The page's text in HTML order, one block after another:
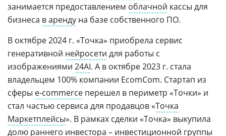
занимается предоставлением облачной кассы для
бизнеса в аренду на базе собственного ПО.
В октябре 2024 г. «Точка» приобрела сервис
генеративной нейросети для работы с
изображениями 24AI. А в октябре 2023 г. стала
владельцем 100% компании EcomCom. Стартап из
сферы e-commerce перешел в периметр «Точки» и
стал частью сервиса для продавцов «Точка
Маркетплейсы». В рамках сделки «Точка» выкупила
долю раннего инвестора – инвестиционной группы